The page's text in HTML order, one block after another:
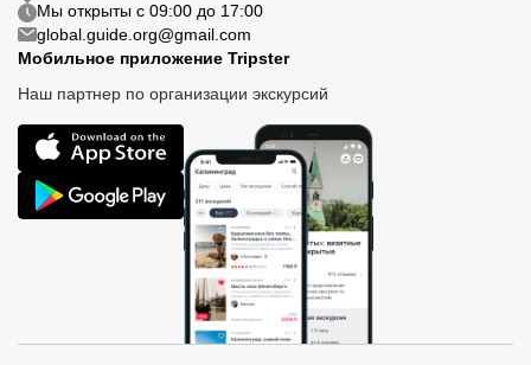
Мы открыты с 09:00 до 17:00
global.guide.org@gmail.com
Мобильное приложение Tripster
Наш партнер по организации экскурсий